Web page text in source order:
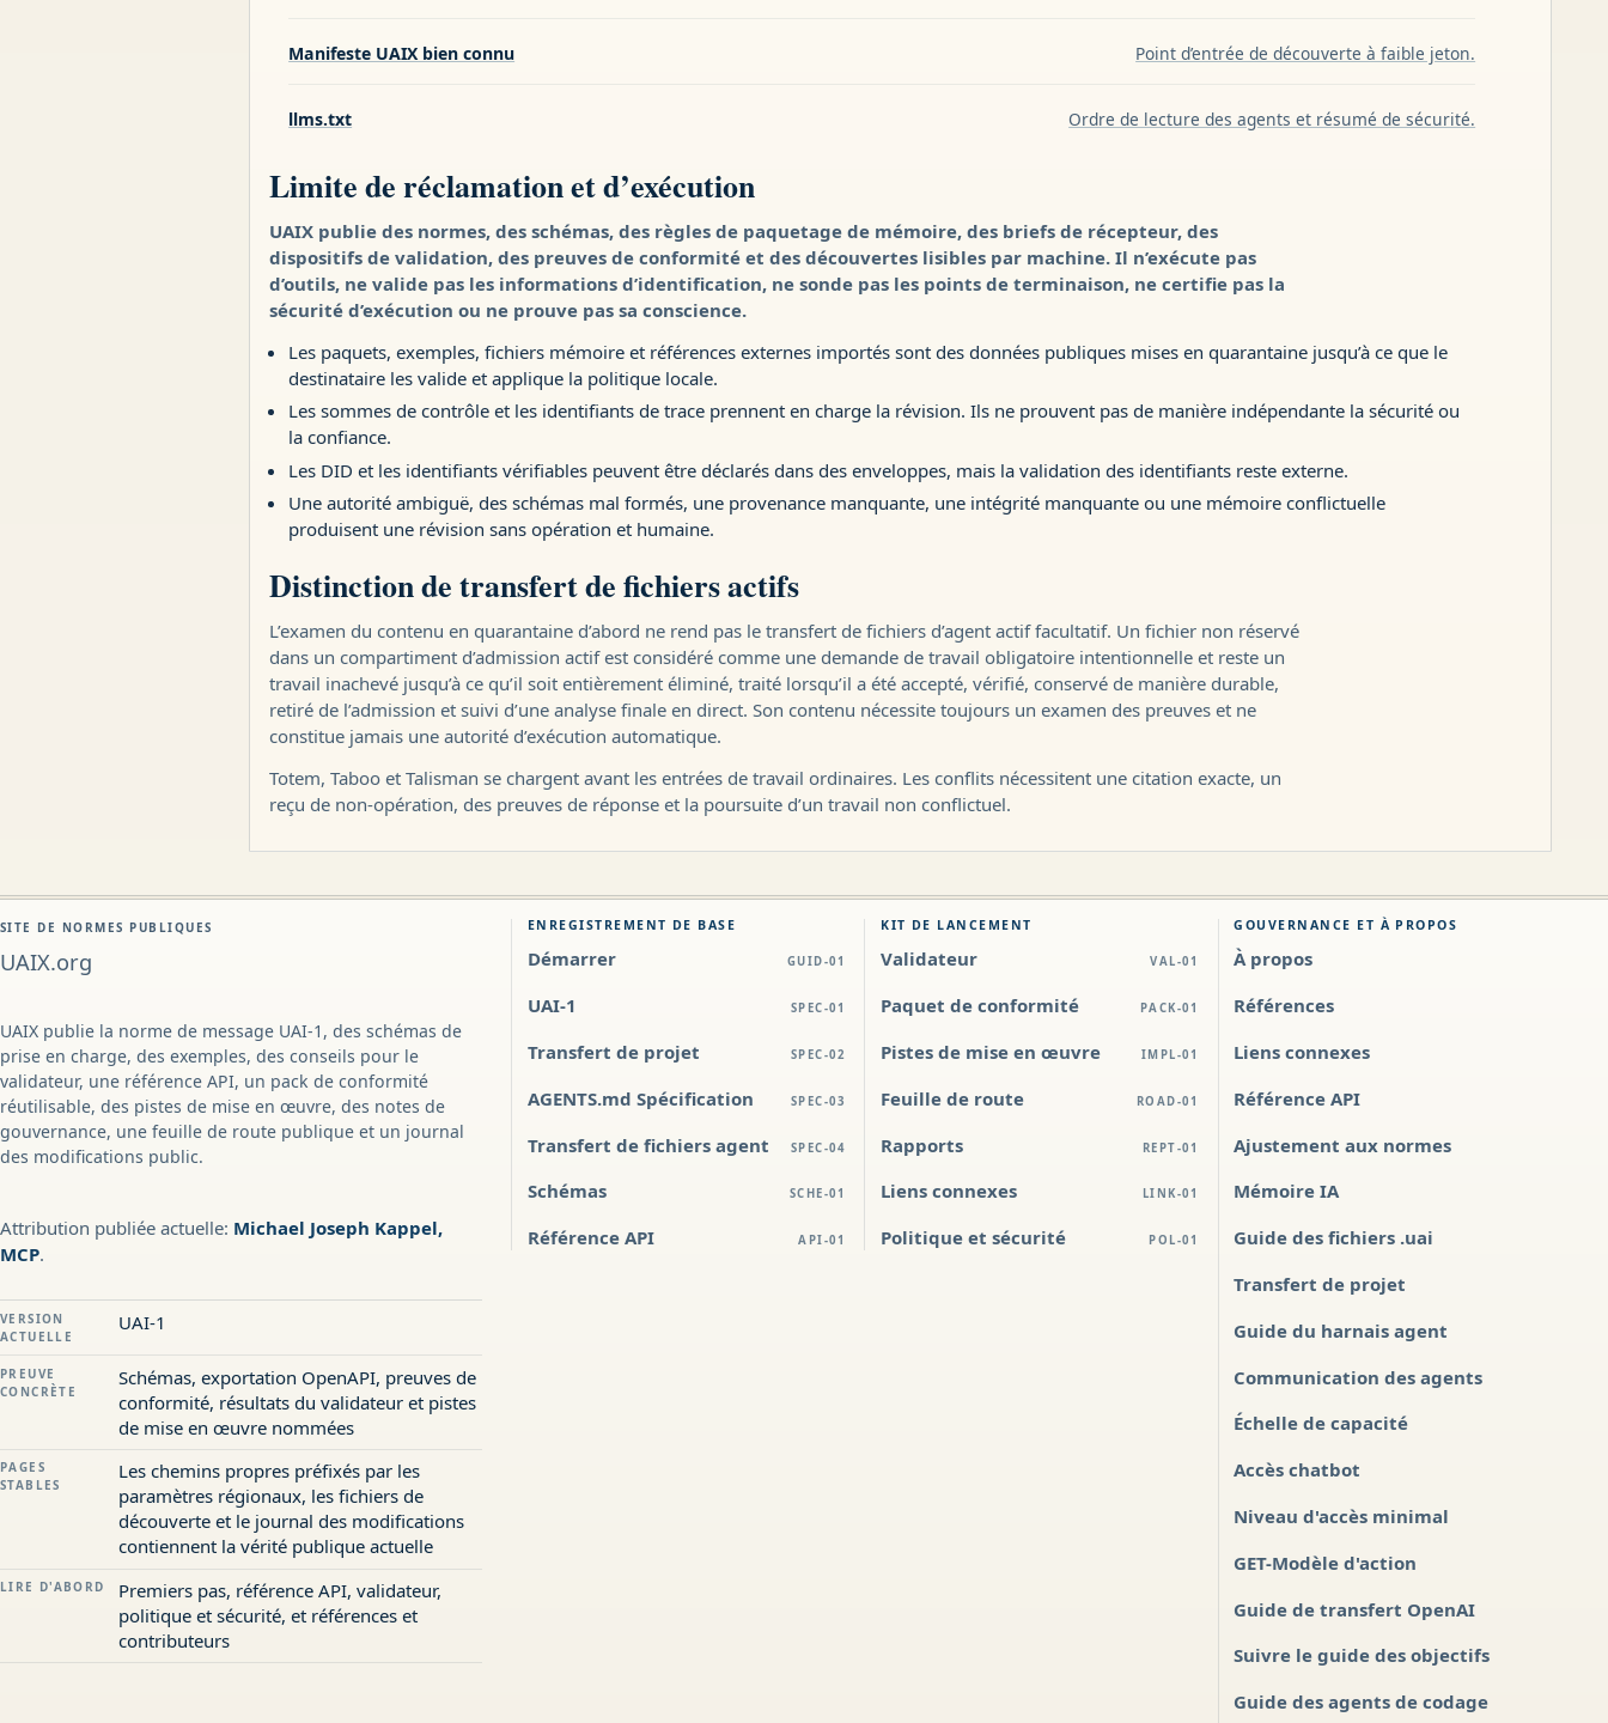
Manifeste UAIX bien connu Point d’entrée de découverte à faible jeton.
llms.txt Ordre de lecture des agents et résumé de sécurité.
Limite de réclamation et d’exécution
UAIX publie des normes, des schémas, des règles de paquetage de mémoire, des briefs de récepteur, des
dispositifs de validation, des preuves de conformité et des découvertes lisibles par machine. Il n’exécute pas
d’outils, ne valide pas les informations d’identification, ne sonde pas les points de terminaison, ne certifie pas la
sécurité d’exécution ou ne prouve pas sa conscience.
Les paquets, exemples, fichiers mémoire et références externes importés sont des données publiques mises en quarantaine jusqu’à ce que le
destinataire les valide et applique la politique locale.
Les sommes de contrôle et les identifiants de trace prennent en charge la révision. Ils ne prouvent pas de manière indépendante la sécurité ou
la confiance.
Les DID et les identifiants vérifiables peuvent être déclarés dans des enveloppes, mais la validation des identifiants reste externe.
Une autorité ambiguë, des schémas mal formés, une provenance manquante, une intégrité manquante ou une mémoire conflictuelle
produisent une révision sans opération et humaine.
Distinction de transfert de fichiers actifs
L’examen du contenu en quarantaine d’abord ne rend pas le transfert de fichiers d’agent actif facultatif. Un fichier non réservé
dans un compartiment d’admission actif est considéré comme une demande de travail obligatoire intentionnelle et reste un
travail inachevé jusqu’à ce qu’il soit entièrement éliminé, traité lorsqu’il a été accepté, vérifié, conservé de manière durable,
retiré de l’admission et suivi d’une analyse finale en direct. Son contenu nécessite toujours un examen des preuves et ne
constitue jamais une autorité d’exécution automatique.
Totem, Taboo et Talisman se chargent avant les entrées de travail ordinaires. Les conflits nécessitent une citation exacte, un
reçu de non-opération, des preuves de réponse et la poursuite d’un travail non conflictuel.
SITE DE NORMES PUBLIQUES
UAIX.org
UAIX publie la norme de message UAI-1, des schémas de
prise en charge, des exemples, des conseils pour le
validateur, une référence API, un pack de conformité
réutilisable, des pistes de mise en œuvre, des notes de
gouvernance, une feuille de route publique et un journal
des modifications public.
Attribution publiée actuelle: Michael Joseph Kappel,
MCP.
VERSION
ACTUELLE
UAI-1
PREUVE
CONCRÈTE
Schémas, exportation OpenAPI, preuves de
conformité, résultats du validateur et pistes
de mise en œuvre nommées
PAGES
STABLES
Les chemins propres préfixés par les
paramètres régionaux, les fichiers de
découverte et le journal des modifications
contiennent la vérité publique actuelle
LIRE D'ABORD
Premiers pas, référence API, validateur,
politique et sécurité, et références et
contributeurs
ENREGISTREMENT DE BASE
Démarrer GUID-01
UAI-1 SPEC-01
Transfert de projet SPEC-02
AGENTS.md Spécification SPEC-03
Transfert de fichiers agent SPEC-04
Schémas SCHE-01
Référence API API-01
KIT DE LANCEMENT
Validateur VAL-01
Paquet de conformité PACK-01
Pistes de mise en œuvre IMPL-01
Feuille de route ROAD-01
Rapports REPT-01
Liens connexes LINK-01
Politique et sécurité POL-01
GOUVERNANCE ET À PROPOS
À propos
Références
Liens connexes
Référence API
Ajustement aux normes
Mémoire IA
Guide des fichiers .uai
Transfert de projet
Guide du harnais agent
Communication des agents
Échelle de capacité
Accès chatbot
Niveau d'accès minimal
GET-Modèle d'action
Guide de transfert OpenAI
Suivre le guide des objectifs
Guide des agents de codage